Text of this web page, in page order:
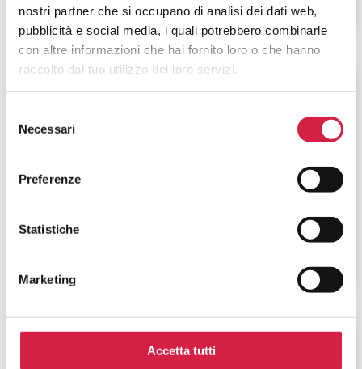
nostri partner che si occupano di analisi dei dati web,
pubblicità e social media, i quali potrebbero combinarle
con altre informazioni che hai fornito loro o che hanno
raccolto dal tuo utilizzo dei loro servizi.
delNecessari
Preferenze
Statistiche
Marketing
Accetta tutti
Friuli-Venezia Giulia-Gorizia
Azienda Sanitaria Universitaria
Gorizia
-Gorizia